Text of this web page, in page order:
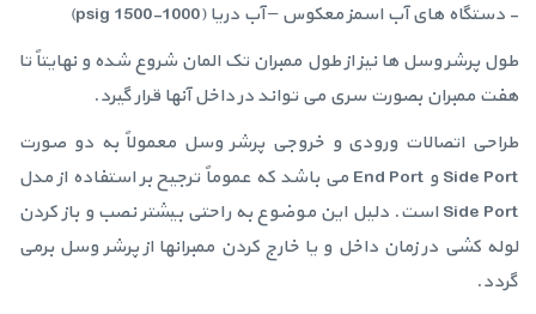
- دستگاه های آب اسمز معکوس – آب دریا (1000-1500 psig)
طول پرشر وسل ها نیز از طول ممبران تک المان شروع شده و نهایتاً تا
هفت ممبران بصورت سری می تواند در داخل آنها قرار گیرد.
طراحی اتصالات ورودی و خروجی پرشر وسل معمولاً به دو صورت
Side Port و End Port می باشد که عموماً ترجیح بر استفاده از مدل
Side Port است. دلیل این موضوع به راحتی بیشتر نصب و باز کردن
لوله کشی در زمان داخل و یا خارج کردن ممبرانها از پرشر وسل برمی
گردد.